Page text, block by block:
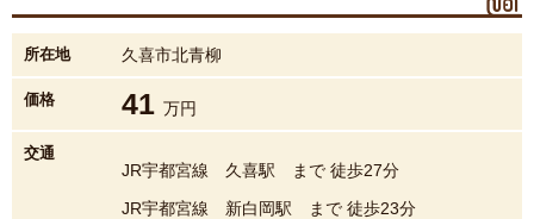
所在地 久喜市北青柳
価格 41 万円
交通
JR宇都宮線 久喜駅 まで 徒歩27分
JR宇都宮線 新白岡駅 まで 徒歩23分